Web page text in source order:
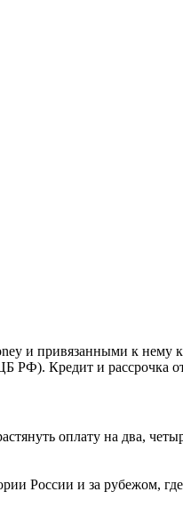
и привязанными к нему
РФ). Кредит и рассрочка
оплату на два,
России и за рубежом,